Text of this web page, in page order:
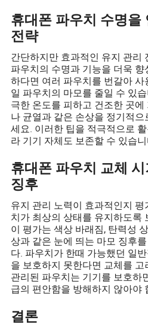
휴대폰 파우치 수명을
전략
간단하지만 효과적인 유지 관리
파우치의 수명과 기능을 더욱
하다면 여러 파우치를 번갈아
일 파우치의 마모를 줄일 수 있
극한 온도를 피하고 건조한 곳
나 균열과 같은 손상을 정기적
세요. 이러한 팁을 적극적으로
라 기기 자체도 보존할 수 있습
휴대폰 파우치 교체
징후
유지 관리 노력이 효과적인지
치가 최상의 상태를 유지하도록
이 평가는 색상 바래짐, 탄력성
상과 같은 눈에 띄는 마모 징후
다. 파우치가 한때 가능했던 일
을 보호하지 못한다면 교체를
관리된 파우치는 기기를 보호하
급의 편안함을 방해하지 않아야
결론